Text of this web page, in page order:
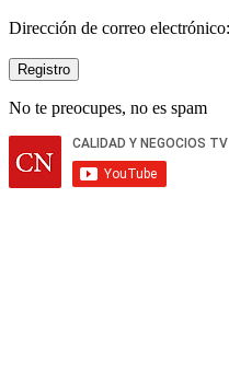
Dirección de correo electrónico:
No te preocupes, no es spam